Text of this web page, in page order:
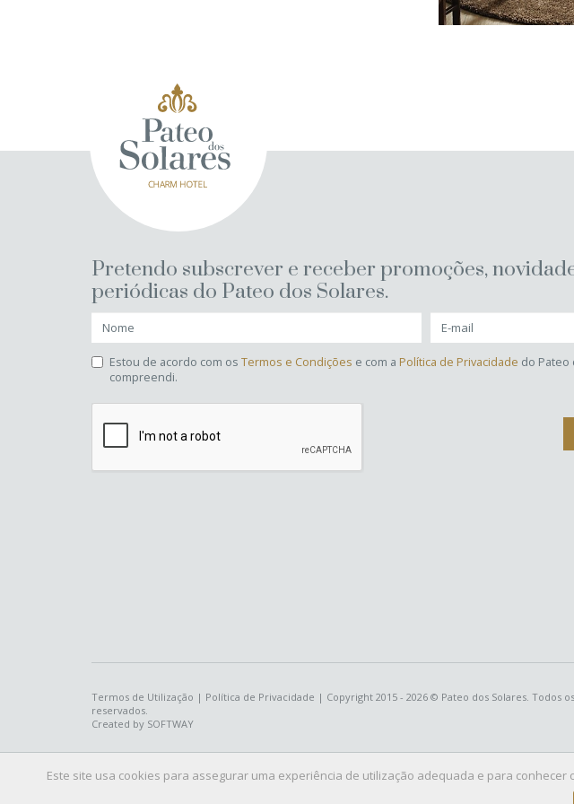
Este site usa cookies para assegurar uma experiência de utilização adequada e para
Pretendo subscrever e receber promoções,
periódicas do Pateo dos Solares.
Estou de acordo com os Termos e Condições e com a Política de Privacidade do Pateo
compreendi.
Termos de Utilização | Política de Privacidade | Copyright 2015 - 2026 © Pateo dos Solares. Todos
reservados.
Created by SOFTWAY